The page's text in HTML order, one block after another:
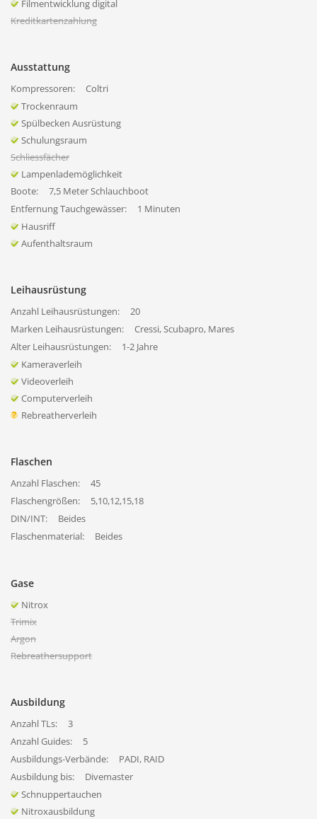
Filmentwicklung digital
Kreditkartenzahlung
Ausstattung
Kompressoren:
Coltri
Trockenraum
Spülbecken Ausrüstung
Schulungsraum
Schliessfächer
Lampenlademöglichkeit
Boote:
7,5 Meter Schlauchboot
Entfernung Tauchgewässer:
1 Minuten
Hausriff
Aufenthaltsraum
Leihausrüstung
Anzahl Leihausrüstungen:
20
Marken Leihausrüstungen:
Cressi, Scubapro, Mares
Alter Leihausrüstungen:
1-2 Jahre
Kameraverleih
Videoverleih
Computerverleih
Rebreatherverleih
Flaschen
Anzahl Flaschen:
45
Flaschengrößen:
5,10,12,15,18
DIN/INT:
Beides
Flaschenmaterial:
Beides
Gase
Nitrox
Trimix
Argon
Rebreathersupport
Ausbildung
Anzahl TLs:
3
Anzahl Guides:
5
Ausbildungs-Verbände:
PADI, RAID
Ausbildung bis:
Divemaster
Schnuppertauchen
Nitroxausbildung